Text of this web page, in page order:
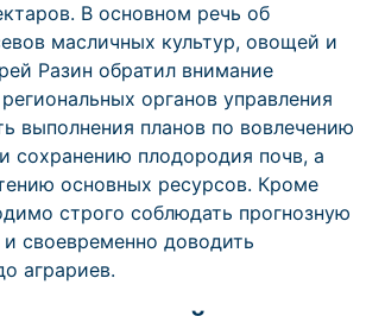
В основном речь об
масличных культур, овощей и
Разин обратил внимание
органов управления
выполнения планов по вовлечению
сохранению плодородия почв, а
основных ресурсов. Кроме
строго соблюдать прогнозную
и своевременно доводить
аграриев.